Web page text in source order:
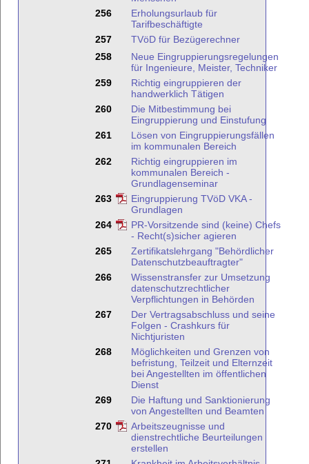
256
Erholungsurlaub für
Tarifbeschäftigte
257
TVöD für Bezügerechner
258
Neue Eingruppierungsregelungen
für Ingenieure, Meister, Techniker
259
Richtig eingruppieren der
handwerklich Tätigen
260
Die Mitbestimmung bei
Eingruppierung und Einstufung
261
Lösen von Eingruppierungsfällen
im kommunalen Bereich
262
Richtig eingruppieren im
kommunalen Bereich -
Grundlagenseminar
263
Eingruppierung TVöD VKA -
Grundlagen
264
PR-Vorsitzende sind (keine) Chefs
- Recht(s)sicher agieren
265
Zertifikatslehrgang "Behördlicher
Datenschutzbeauftragter"
266
Wissenstransfer zur Umsetzung
datenschutzrechtlicher
Verpflichtungen in Behörden
267
Der Vertragsabschluss und seine
Folgen - Crashkurs für
Nichtjuristen
268
Möglichkeiten und Grenzen von
befristung, Teilzeit und Elternzeit
bei Angestellten im öffentlichen
Dienst
269
Die Haftung und Sanktionierung
von Angestellten und Beamten
270
Arbeitszeugnisse und
dienstrechtliche Beurteilungen
erstellen